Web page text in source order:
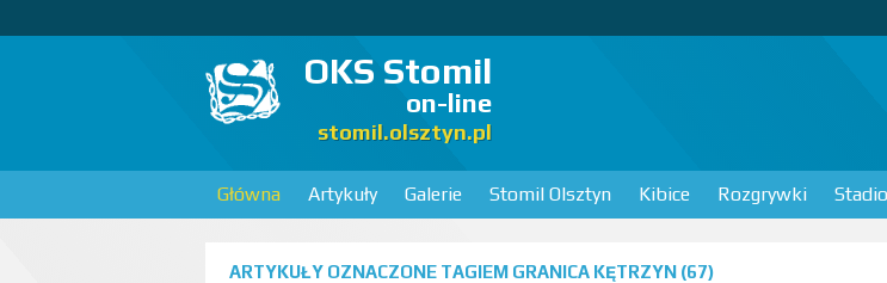
OKS Stomil
on-line
stomil.olsztyn.pl
Główna Artykuły Galerie Stomil Olsztyn Kibice Rozgrywki
ARTYKUŁY OZNACZONE TAGIEM GRANICA KĘTRZYN (67)